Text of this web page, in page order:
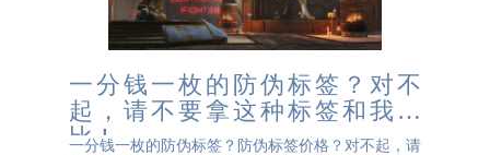
一分钱一枚的防伪标签？对不
起，请不要拿这种标签和我们
比！
一分钱一枚的防伪标签？防伪标签价格？对不起，请